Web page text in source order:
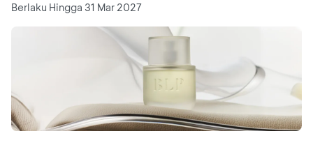
Berlaku Hingga 31 Mar 2027